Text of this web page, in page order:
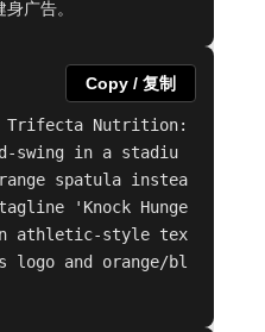
广告。
Trifecta Nutrition:
swing in a stadiu
spatula instea
'Knock Hunge
athletic-style tex
and orange/bl
Copy / 复制